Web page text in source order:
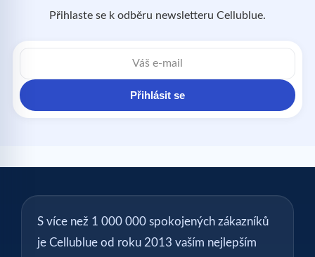
Přihlaste se k odběru newsletteru Cellublue.
Přihlásit se
S více než 1 000 000 spokojených zákazníků
je Cellublue od roku 2013 vaším nejlepším